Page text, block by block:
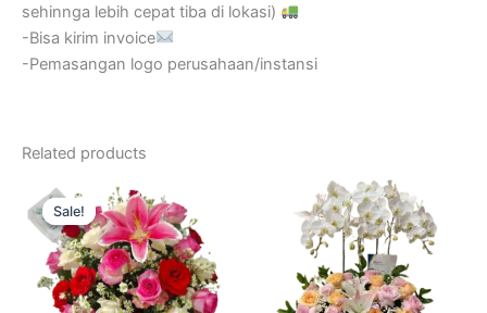
sehinnga lebih cepat tiba di lokasi)
-Bisa kirim invoice
-Pemasangan logo perusahaan/instansi
Related products
Sale!
Sale!
Original
price
was:
Rp750.000.
is:
Rp650.000.